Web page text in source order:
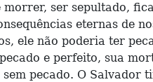
ser sepultado,
eternas de
ele não poderia ter
e perfeito, sua
pecado. O Salvador